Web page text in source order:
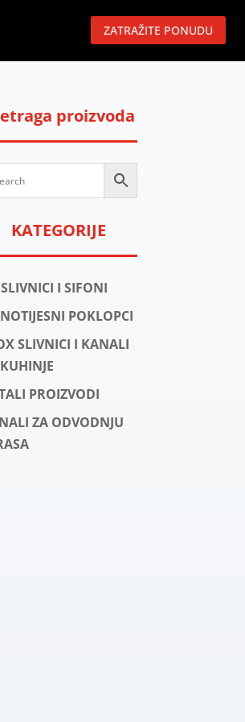
ZATRAŽITE PONUDU
proizvoda
KATEGORIJE
I SIFONI
POKLOPCI
SLIVNICI I KANALI
PROIZVODI
ZA ODVODNJU